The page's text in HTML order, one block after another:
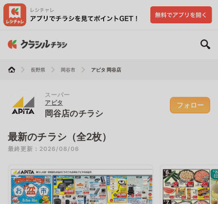
長野県 岡谷市 アピタ 岡谷店
スーパー
アピタ
岡谷店のチラシ
フォロー
最新のチラシ（全2枚）
最終更新：2026/08/06